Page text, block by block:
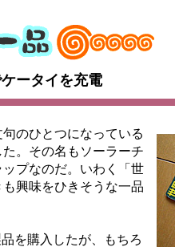
ータイを充電
のひとつになっている
。その名もソーラーチ
プなのだ。いわく「世
興味をひきそうな一品
を購入したが、もちろ